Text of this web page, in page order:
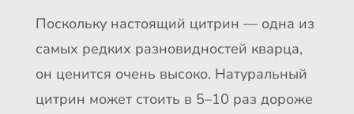
Поскольку настоящий цитрин — одна из
самых редких разновидностей кварца,
он ценится очень высоко. Натуральный
цитрин может стоить в 5–10 раз дороже